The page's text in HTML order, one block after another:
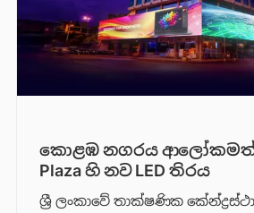
කොළඹ නගරය ආලෝකමත්
Plaza හි නව LED තිරය
ශ්‍රී ලංකාවේ තාක්ෂණික